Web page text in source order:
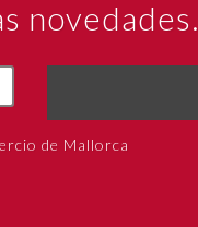
novedades.
de Mallorca